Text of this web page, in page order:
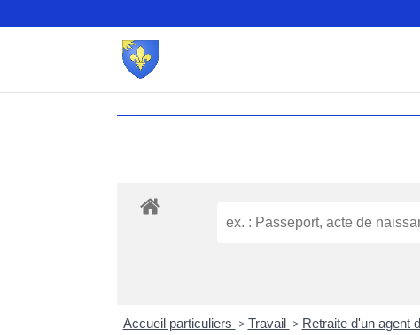
Accueil particuliers > Travail > Retraite d'un agent